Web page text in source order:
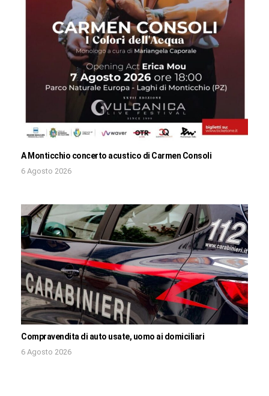
A Monticchio concerto acustico di Carmen Consoli
6 Agosto 2026
Compravendita di auto usate, uomo ai domiciliari
6 Agosto 2026